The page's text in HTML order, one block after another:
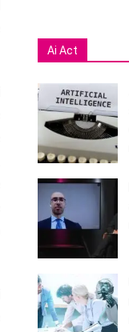
Ai Act